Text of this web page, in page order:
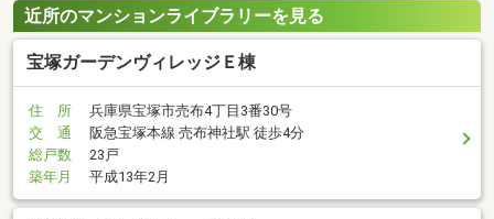
近所のマンションライブラリーを見る
宝塚ガーデンヴィレッジＥ棟
住 所
兵庫県宝塚市売布4丁目3番30号
交 通
阪急宝塚本線 売布神社駅 徒歩4分
総戸数
23戸
築年月
平成13年2月